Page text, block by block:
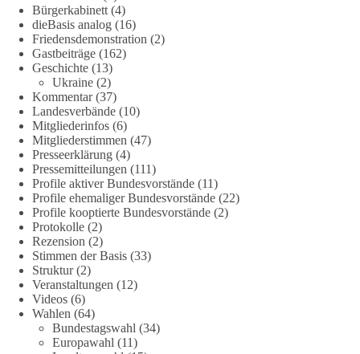
🟩🟩🟦🟦🟥🟥🟧🟧
„Wir brauchen dringend wettbewerbsfähige Energiepreise und
eine ideologiefreie Diskussion“, meint der Demokratie-
Bestatter.
Wie siehst du das?
🤝 Jetzt Politik für die Menschen mitgestalten:
https://diebasis.de/mitgliedschaft/
#dieBasis #energiewende #strompreise #wettbewerb
7
DieBasis
1 Tag zuvor
⚡️ NATO-Gipfel in Ankara: Kriegskonferenz statt
Bürgerkabinett (4)
dieBasis analog (16)
Friedensdemonstration (2)
Gastbeiträge (162)
Geschichte (13)
Ukraine (2)
Kommentar(37)
Landesverbände (10)
Mitgliederinfos (6)
Mitgliederstimmen (47)
Presseerklärung (4)
Pressemitteilungen (111)
Profile aktiver Bundesvorstände (11)
Profile ehemaliger Bundesvorstände (22)
Profile kooptierte Bundesvorstände (2)
Protokolle (2)
Rezension (2)
Stimmen der Basis (33)
Struktur(2)
Veranstaltungen (12)
Videos (6)
Wahlen (64)
Bundestagswahl (34)
Europawahl (11)